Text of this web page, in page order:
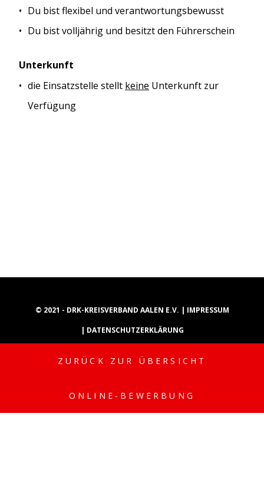
Du bist flexibel und verantwortungsbewusst
Du bist volljährig und besitzt den Führerschein
Unterkunft
die Einsatzstelle stellt keine Unterkunft zur
Verfügung
© 2021 - DRK-KREISVERBAND AALEN E.V. | IMPRESSUM
| DATENSCHUTZERKLÄRUNG
INSTAGRAM
YOUTUBE
ZURÜCK ZUR ÜBERSICHT
ONLINE-BEWERBUNG